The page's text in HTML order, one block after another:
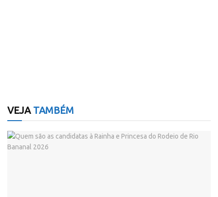
VEJATAMBÉM